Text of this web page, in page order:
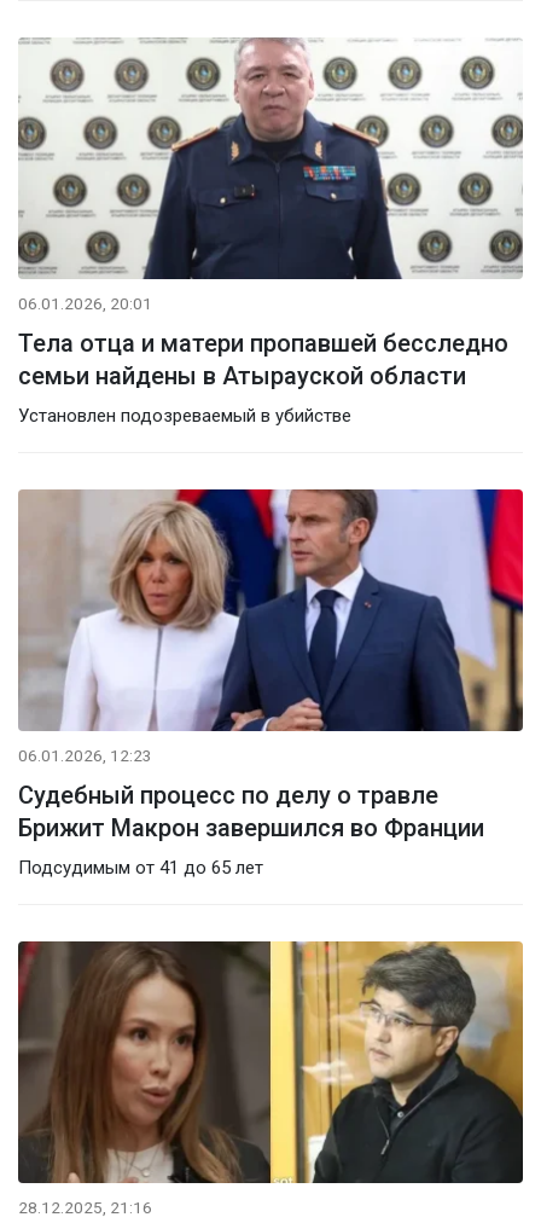
06.01.2026, 20:01
Тела отца и матери пропавшей бесследно
семьи найдены в Атырауской области
Установлен подозреваемый в убийстве
06.01.2026, 12:23
Судебный процесс по делу о травле
Брижит Макрон завершился во Франции
Подсудимым от 41 до 65 лет
28.12.2025, 21:16